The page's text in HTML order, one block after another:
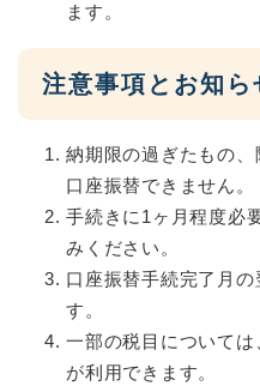
ます。
注意事項とお知ら
納期限の過ぎたもの
口座振替できません。
手続きに1ヶ月程度必
みください。
口座振替手続完了月
す。
一部の税目について
が利用できます。